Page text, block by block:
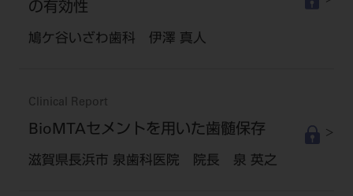
の有効性
鳩ケ谷いざわ歯科 伊澤 真人
Clinical Report
BioMTAセメントを用いた歯髄保存
滋賀県長浜市 泉歯科医院 院長 泉 英之